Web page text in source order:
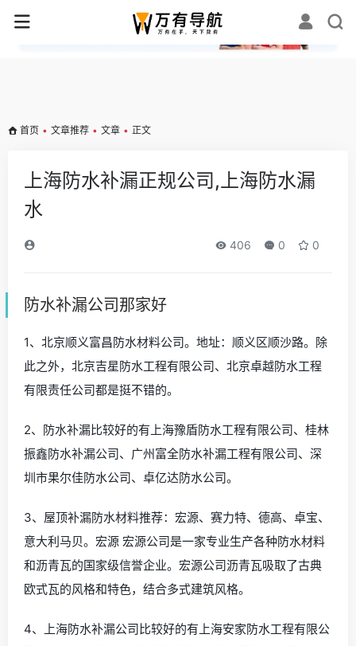
✕
首页 • 文章推荐 • 文章 • 正文
上海防水补漏正规公司,上海防水漏
水
406 0 0
防水补漏公司那家好
1、北京顺义富昌防水材料公司。地址：顺义区顺沙路。除
此之外，北京吉星防水工程有限公司、北京卓越防水工程
有限责任公司都是挺不错的。
2、防水补漏比较好的有上海豫盾防水工程有限公司、桂林
振鑫防水补漏公司、广州富全防水补漏工程有限公司、深
圳市果尔佳防水公司、卓亿达防水公司。
3、屋顶补漏防水材料推荐：宏源、赛力特、德高、卓宝、
意大利马贝。宏源 宏源公司是一家专业生产各种防水材料
和沥青瓦的国家级信誉企业。宏源公司沥青瓦吸取了古典
欧式瓦的风格和特色，结合多式建筑风格。
4、上海防水补漏公司比较好的有上海安家防水工程有限公